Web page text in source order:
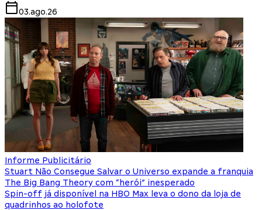
03.ago.26
Informe Publicitário
Stuart Não Consegue Salvar o Universo expande a franquia
The Big Bang Theory com “herói” inesperado
Spin-off já disponível na HBO Max leva o dono da loja de
quadrinhos ao holofote